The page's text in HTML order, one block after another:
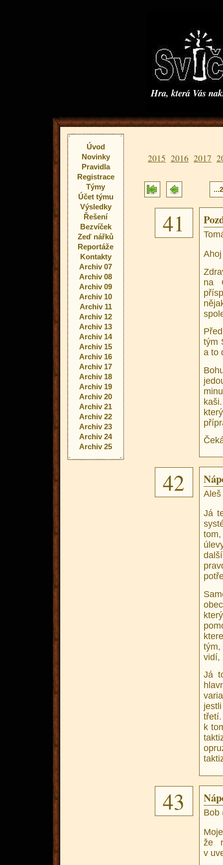
Hra, která Vás
Úvod
Novinky
Pravidla
Registrace
Týmy
Účet týmu
Výsledky
Řešení
Bezvíček
Zeď nářků
Reportáže
Kontakty
Archiv 07
Archiv 08
Archiv 09
Archiv 10
Archiv 11
Archiv 12
Archiv 13
Archiv 14
Archiv 15
Archiv 16
Archiv 17
Archiv 18
Archiv 19
Archiv 20
Archiv 21
Archiv 22
Archiv 23
Archiv 24
Archiv 25
2017
2016
2015
...2
41
na
tým
a to
42
Aleš
Já
vidí,
Já
k
43
Bob
že
v